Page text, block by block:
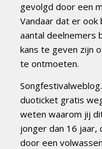
gevolgd door een
Vandaar dat er
aantal deelnemers
kans te geven zijn
te ontmoeten.
duoticket gratis
weten waarom jij
jonger dan 16 jaar,
door een